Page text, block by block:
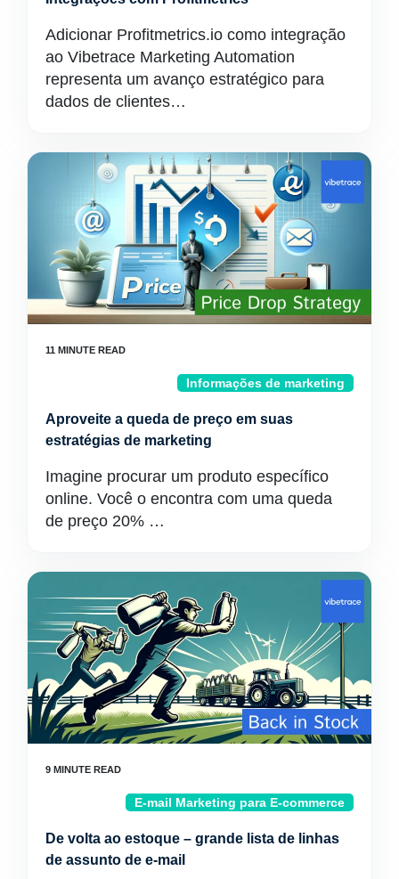
Adicionar Profitmetrics.io como integração
ao Vibetrace Marketing Automation
representa um avanço estratégico para
dados de clientes…
Informações de marketing
Aproveite a queda de preço em suas
estratégias de marketing
Imagine procurar um produto específico
online. Você o encontra com uma queda
de preço 20% …
E-mail Marketing para E-commerce
De volta ao estoque – grande lista de linhas
de assunto de e-mail